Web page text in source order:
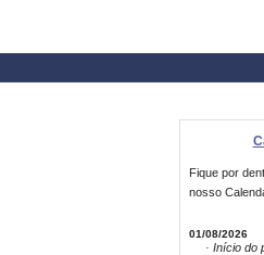
Fique por
nosso
01/08/2026
· Início do